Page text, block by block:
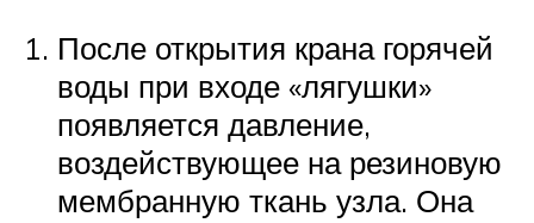
После открытия крана горячей
воды при входе «лягушки»
появляется давление,
воздействующее на резиновую
мембранную ткань узла. Она